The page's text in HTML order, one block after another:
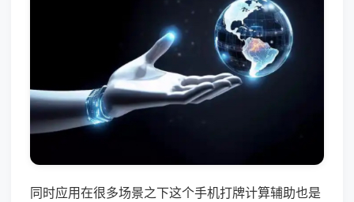
同时应用在很多场景之下这个手机打牌计算辅助也是